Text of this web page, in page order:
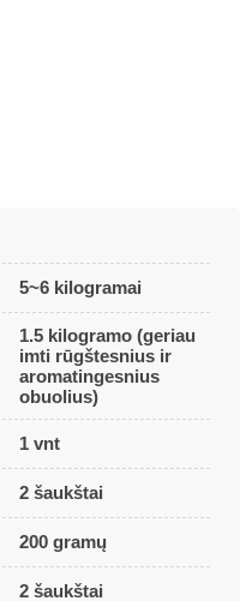
5~6 kilogramai
1.5 kilogramo (geriau
imti rūgštesnius ir
aromatingesnius
obuolius)
1 vnt
2 šaukštai
200 gramų
2 šaukštai